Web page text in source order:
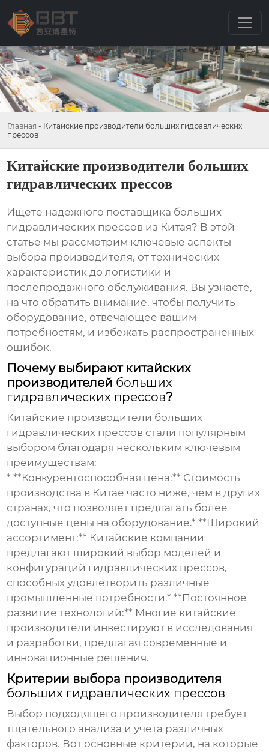
Главная - Китайские производители больших гидравлических
прессов
Китайские производители больших
гидравлических прессов
Ищете надежного поставщика больших
гидравлических прессов из Китая? В этой
статье мы рассмотрим ключевые аспекты
выбора производителя, от технических
характеристик до логистики и
послепродажного обслуживания. Вы узнаете,
на что обратить внимание, чтобы получить
оборудование, отвечающее вашим
потребностям, и избежать распространенных
ошибок.
Почему выбирают китайских
производителей больших
гидравлических прессов?
Китайские производители больших
гидравлических прессов стали популярным
выбором благодаря нескольким ключевым
преимуществам:
* **Конкурентоспособная цена:** Стоимость
производства в Китае часто ниже, чем в других
странах, что позволяет предлагать более
доступные цены на оборудование.* **Широкий
ассортимент:** Китайские компании
предлагают широкий выбор моделей и
конфигураций гидравлических прессов,
способных удовлетворить различные
промышленные потребности.* **Постоянное
развитие технологий:** Многие китайские
производители инвестируют в исследования
и разработки, предлагая современные и
инновационные решения.
Критерии выбора производителя
больших гидравлических прессов
Выбор подходящего производителя требует
тщательного анализа и учета различных
факторов. Вот основные критерии, на которые